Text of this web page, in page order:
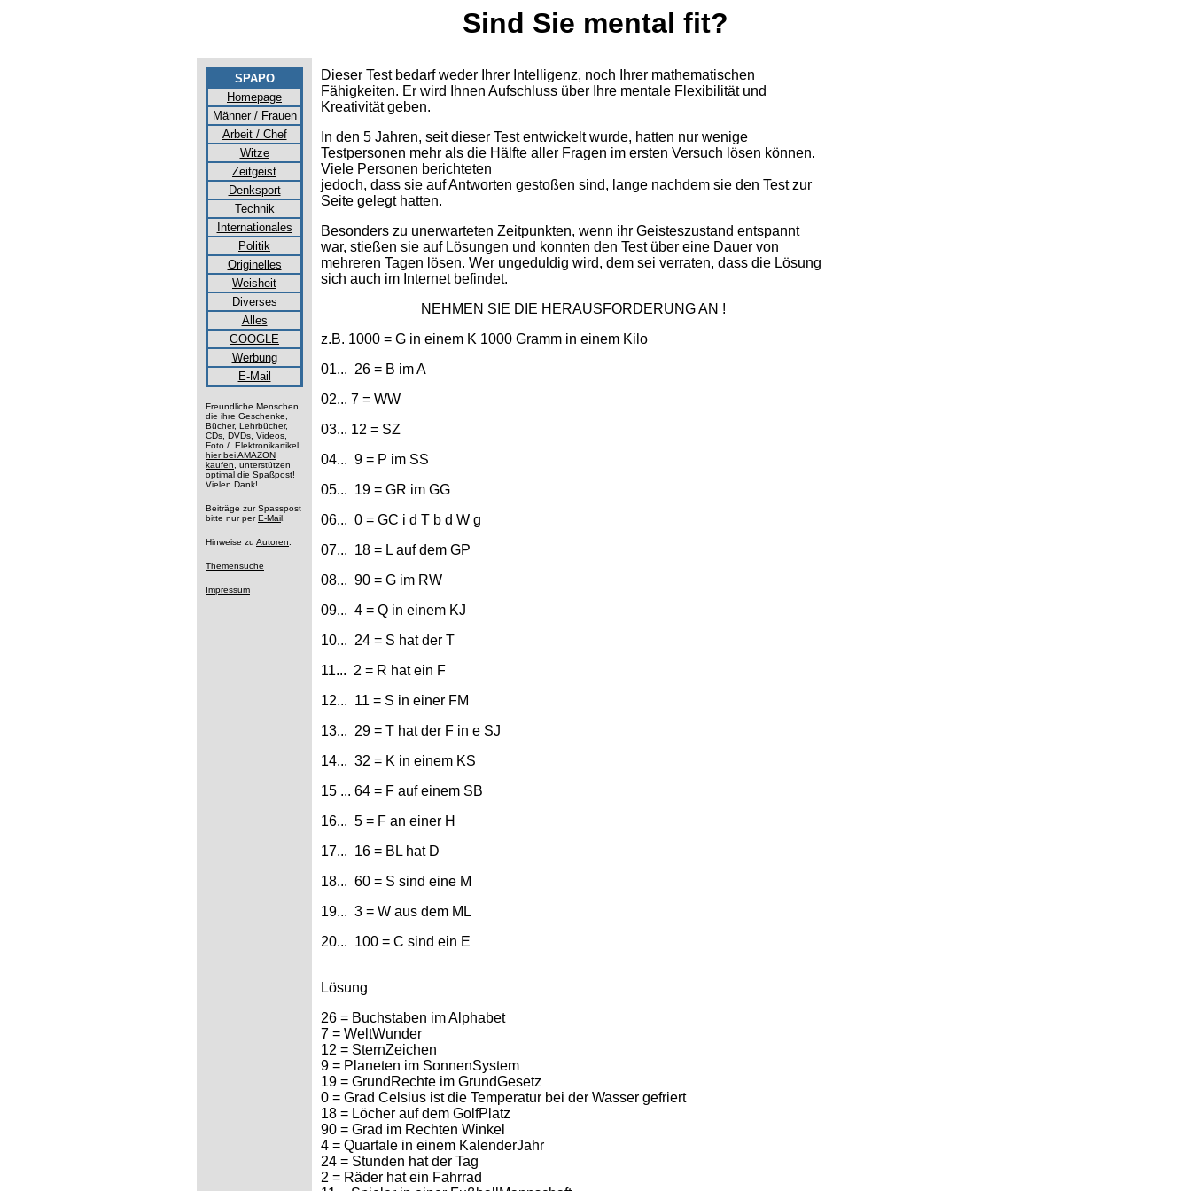
Sind Sie mental fit?
SPAPO
Homepage
Männer / Frauen
Arbeit / Chef
Witze
Zeitgeist
Denksport
Technik
Internationales
Politik
Originelles
Weisheit
Diverses
Alles
GOOGLE
Werbung
E-Mail
Freundliche Menschen,
die ihre Geschenke,
Bücher, Lehrbücher,
CDs, DVDs, Videos,
Foto / Elektronikartikel
hier bei AMAZON
kaufen, unterstützen
optimal die Spaßpost!
Vielen Dank!
Beiträge zur Spasspost
bitte nur per E-Mai l.
Hinweise zu Autoren.
Themensuche
Impressum
Dieser Test bedarf weder Ihrer Intelligenz, noch Ihrer mathematischen
Fähigkeiten. Er wird Ihnen Aufschluss über Ihre mentale Flexibilität und
Kreativität geben.
In den 5 Jahren, seit dieser Test entwickelt wurde, hatten nur wenige
Testpersonen mehr als die Hälfte aller Fragen im ersten Versuch lösen können.
Viele Personen berichteten
jedoch, dass sie auf Antworten gestoßen sind, lange nachdem sie den Test zur
Seite gelegt hatten.
Besonders zu unerwarteten Zeitpunkten, wenn ihr Geisteszustand entspannt
war, stießen sie auf Lösungen und konnten den Test über eine Dauer von
mehreren Tagen lösen. Wer ungeduldig wird, dem sei verraten, dass die Lösung
sich auch im Internet befindet.
NEHMEN SIE DIE HERAUSFORDERUNG AN !
z.B. 1000 = G in einem K 1000 Gramm in einem Kilo
01... 26 = B im A
02... 7 = WW
03... 12 = SZ
04... 9 = P im SS
05... 19 = GR im GG
06... 0 = GC i d T b d W g
07... 18 = L auf dem GP
08... 90 = G im RW
09... 4 = Q in einem KJ
10... 24 = S hat der T
11... 2 = R hat ein F
12... 11 = S in einer FM
13... 29 = T hat der F in e SJ
14... 32 = K in einem KS
15 ... 64 = F auf einem SB
16... 5 = F an einer H
17... 16 = BL hat D
18... 60 = S sind eine M
19... 3 = W aus dem ML
20... 100 = C sind ein E
Lösung
26 = Buchstaben im Alphabet
7 = WeltWunder
12 = SternZeichen
9 = Planeten im SonnenSystem
19 = GrundRechte im GrundGesetz
0 = Grad Celsius ist die Temperatur bei der Wasser gefriert
18 = Löcher auf dem GolfPlatz
90 = Grad im Rechten Winkel
4 = Quartale in einem KalenderJahr
24 = Stunden hat der Tag
2 = Räder hat ein Fahrrad